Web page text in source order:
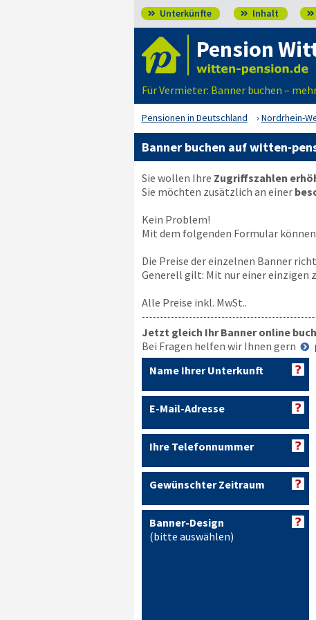
 Unterkünfte  Inhalt 
Pension
Für Vermieter: Banner buchen –
Pensionen in Deutschland Nordrhein-
Banner buchen auf witten-
Sie wollen Ihre Zugriffszahlen
Sie möchten zusätzlich an einer
Kein Problem!
Mit dem folgenden Formular können
Die Preise der einzelnen Banner
Generell gilt: Mit nur einer einzigen
Alle Preise inkl. MwSt..
Jetzt gleich Ihr Banner online
Bei Fragen helfen wir Ihnen gern
Name Ihrer Unterkunft
E-Mail-Adresse
Ihre Telefonnummer
Gewünschter Zeitraum
Banner-Design
(bitte auswählen)